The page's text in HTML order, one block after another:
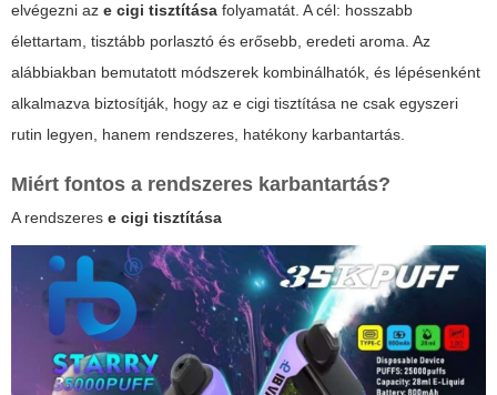
elvégezni az e cigi tisztítása folyamatát. A cél: hosszabb
élettartam, tisztább porlasztó és erősebb, eredeti aroma. Az
alábbiakban bemutatott módszerek kombinálhatók, és lépésenként
alkalmazva biztosítják, hogy az e cigi tisztítása ne csak egyszeri
rutin legyen, hanem rendszeres, hatékony karbantartás.
Miért fontos a rendszeres karbantartás?
A rendszeres e cigi tisztítása